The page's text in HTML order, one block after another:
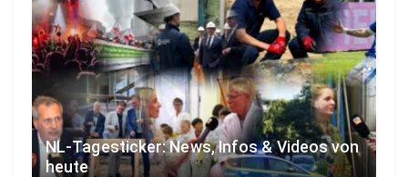
NL-Tagesticker: News, Infos & Videos von
heute